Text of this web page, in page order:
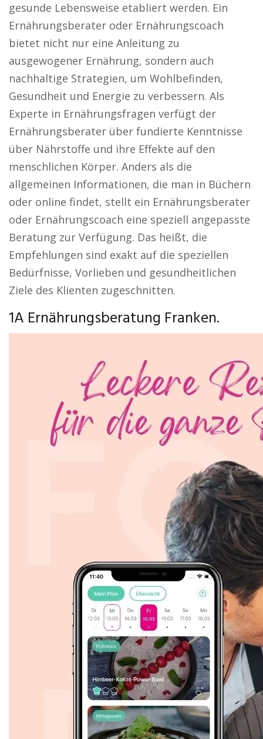
gesunde Lebensweise etabliert werden. Ein
Ernährungsberater oder Ernährungscoach
bietet nicht nur eine Anleitung zu
ausgewogener Ernährung, sondern auch
nachhaltige Strategien, um Wohlbefinden,
Gesundheit und Energie zu verbessern. Als
Experte in Ernährungsfragen verfügt der
Ernährungsberater über fundierte Kenntnisse
über Nährstoffe und ihre Effekte auf den
menschlichen Körper. Anders als die
allgemeinen Informationen, die man in Büchern
oder online findet, stellt ein Ernährungsberater
oder Ernährungscoach eine speziell angepasste
Beratung zur Verfügung. Das heißt, die
Empfehlungen sind exakt auf die speziellen
Bedürfnisse, Vorlieben und gesundheitlichen
Ziele des Klienten zugeschnitten.
1A Ernährungsberatung Franken.